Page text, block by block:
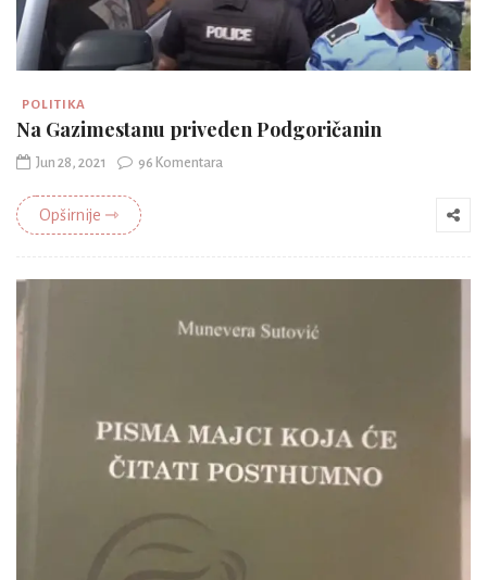
POLITIKA
Na Gazimestanu priveden Podgoričanin
Jun 28, 2021 96 Komentara
Opširnije ⇾